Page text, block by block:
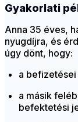
Gyakorlati
Anna 35 éves,
nyugdíjra, és
úgy dönt, hogy:
a
a másik
befektetési